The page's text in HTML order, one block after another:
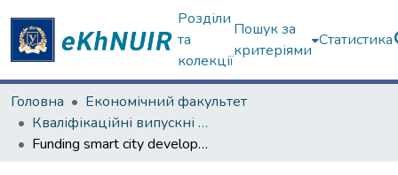
Розділи
та
колекції
Пошук за
критеріями
Статистика
Головна
Економічний факультет
Кваліфікаційні випускні роботи магістрів. Економічний факультет
Funding smart city development